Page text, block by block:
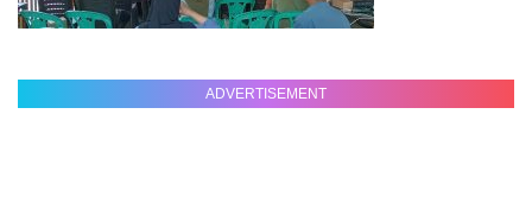
ADVERTISEMENT